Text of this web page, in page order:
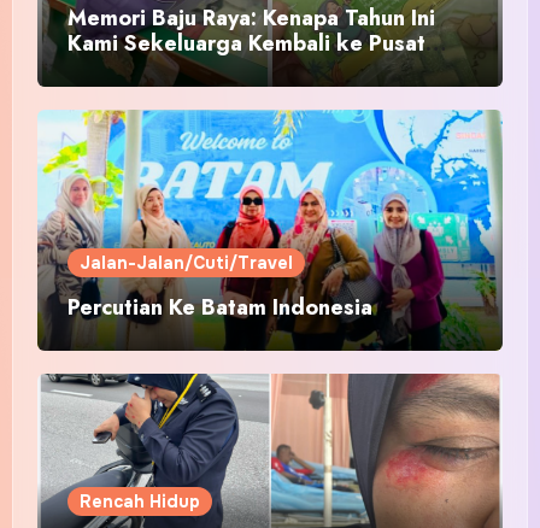
Memori Baju Raya: Kenapa Tahun Ini
Kami Sekeluarga Kembali ke Pusat
Pakaian Hari-Hari?
Jalan-Jalan/Cuti/Travel
Percutian Ke Batam Indonesia
Rencah Hidup